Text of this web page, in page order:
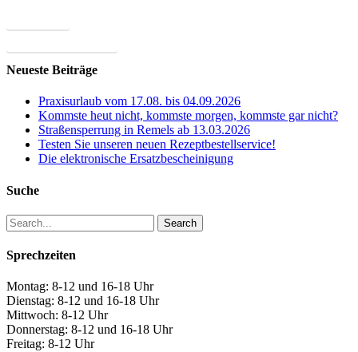
Neueste Beiträge
Praxisurlaub vom 17.08. bis 04.09.2026
Kommste heut nicht, kommste morgen, kommste gar nicht?
Straßensperrung in Remels ab 13.03.2026
Testen Sie unseren neuen Rezeptbestellservice!
Die elektronische Ersatzbescheinigung
Suche
Search
Sprechzeiten
Montag: 8-12 und 16-18 Uhr
Dienstag: 8-12 und 16-18 Uhr
Mittwoch: 8-12 Uhr
Donnerstag: 8-12 und 16-18 Uhr
Freitag: 8-12 Uhr